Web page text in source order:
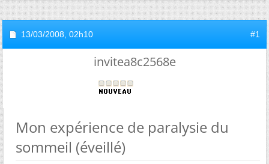
13/03/2008, 02h10 #1
invitea8c2568e
Mon expérience de paralysie du
sommeil (éveillé)